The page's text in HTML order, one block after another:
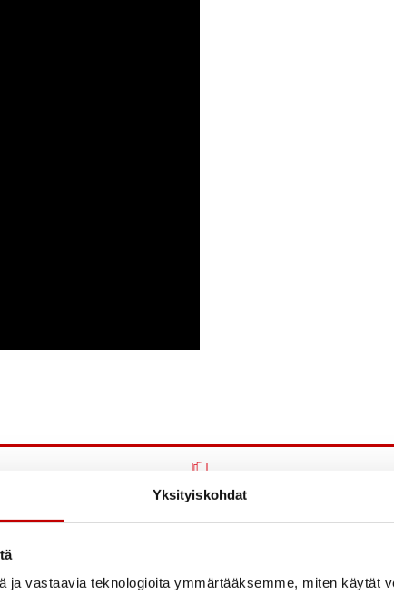
Yksityiskohdat
ja vastaavia teknologioita ymmärtääksemme, miten käytät
Rakenne